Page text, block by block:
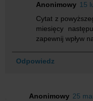
Anonimowy 15
Cytat z
miesięcy
zapewnij wpływ
Odpowiedz
Anonimowy 25